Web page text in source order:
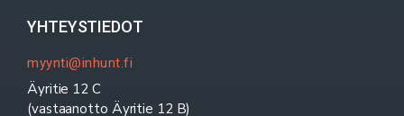
YHTEYSTIEDOT
myynti@inhunt.fi
Äyritie 12 C
(vastaanotto Äyritie 12 B)